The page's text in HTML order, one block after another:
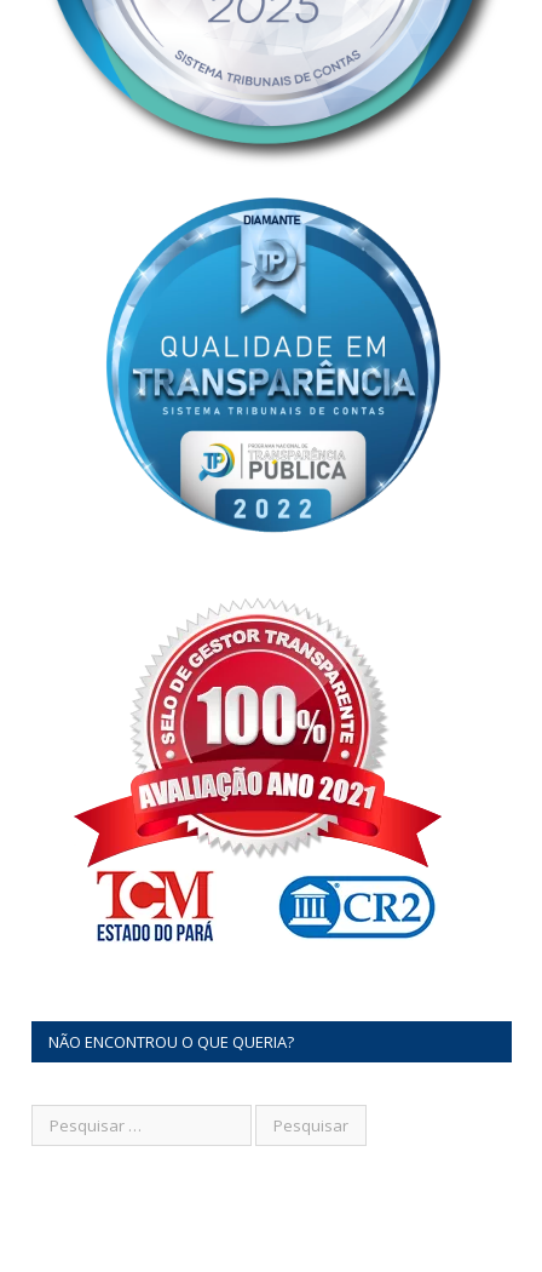
NÃO ENCONTROU O QUE QUERIA?